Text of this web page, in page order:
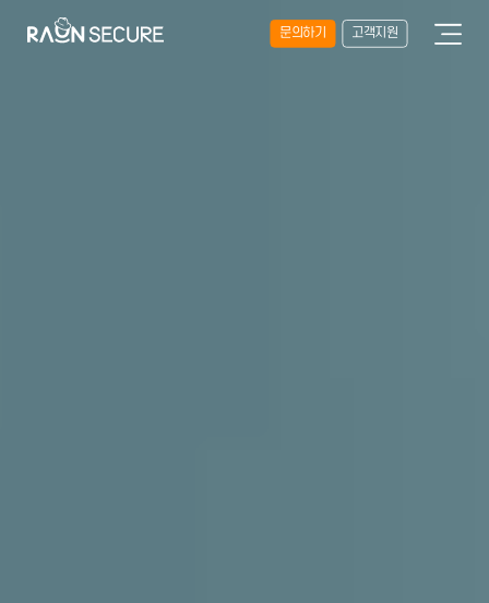
문의하기 고객지원